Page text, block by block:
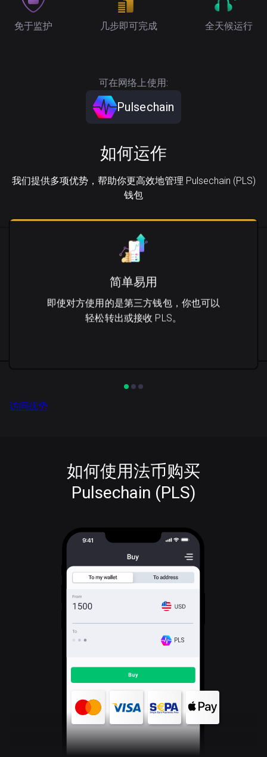
免于监护 几步即可完成 全天候运行
可在网络上使用:
Pulsechain
如何运作
我们提供多项优势，帮助你更高效地管理 Pulsechain (PLS)
钱包
简单易用
即使对方使用的是第三方钱包，你也可以
轻松转出或接收 PLS。
访问优势
如何使用法币购买
Pulsechain (PLS)
PLS